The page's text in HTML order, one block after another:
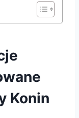
Konin